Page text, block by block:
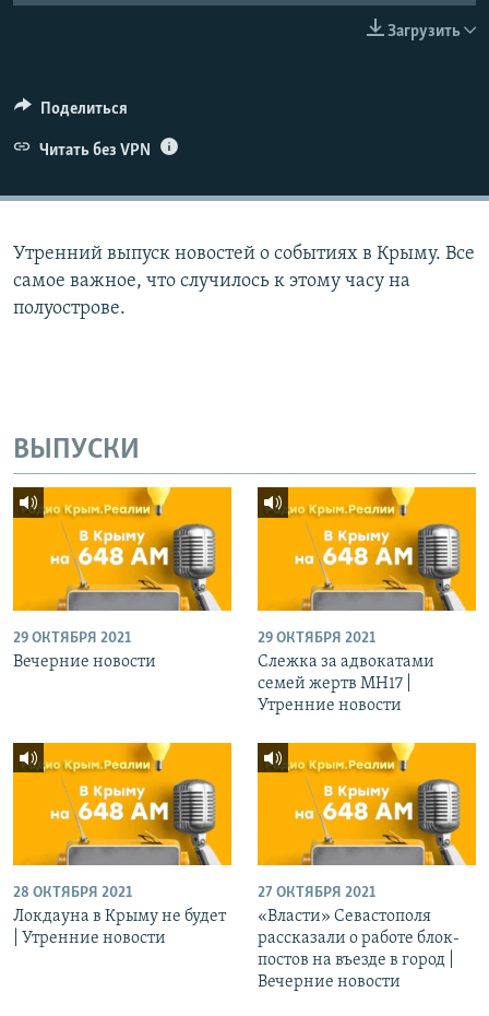
ELIFBE
УКРАИНСКАЯ ПРОБЛЕМА КРЫМА
Загрузить
Поделиться
Читать без VPN
Утренний выпуск новостей о событиях в Крыму. Все
самое важное, что случилось к этому часу на
полуострове.
ВЫПУСКИ
29 ОКТЯБРЯ 2021
Вечерние новости
29 ОКТЯБРЯ 2021
Слежка за адвокатами
семей жертв МН17 |
Утренние новости
28 ОКТЯБРЯ 2021
Локдауна в Крыму не будет
| Утренние новости
27 ОКТЯБРЯ 2021
«Власти» Севастополя
рассказали о работе блок-
постов на въезде в город |
Вечерние новости